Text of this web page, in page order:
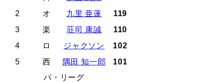
2
オ 九里 亜蓮
119
3
楽 荘司 康誠
110
4
ロ ジャクソン
102
5
西 隅田 知一郎
101
パ・リーグ